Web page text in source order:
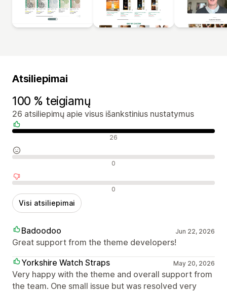
Atsiliepimai
100 % teigiamų
26 atsiliepimų apie visus išankstinius nustatymus
Teigiami atsiliepimai 26
Neutralūs atsiliepimai 0
Neigiami atsiliepimai 0
Visi atsiliepimai
Badoodoo Jun 22, 2026
Great support from the theme developers!
Yorkshire Watch Straps
May 20, 2026
Very happy with the theme and overall support from
the team. One small issue but was resolved very